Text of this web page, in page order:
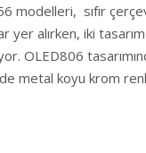
modelleri, sıfır
yer alırken, iki
OLED806
metal koyu krom